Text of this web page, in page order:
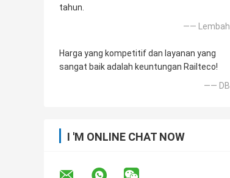
tahun.
—— Lembah
Harga yang kompetitif dan layanan yang
sangat baik adalah keuntungan Railteco!
—— DB
I 'M ONLINE CHAT NOW